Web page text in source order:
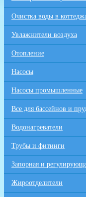
Очистка воды в
Увлажнители воздуха
Отопление
Насосы
Насосы промышленные
Все для бaссейнов и
Водонагреватели
Трубы и фитинги
Запорная и
Жироотделители